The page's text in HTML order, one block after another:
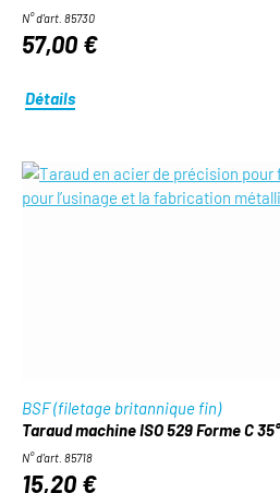
N° d'art. 85730
57,00 €
Détails
BSF (filetage britannique fin)
Taraud machine ISO 529 Forme C
N° d'art. 85718
15,20 €